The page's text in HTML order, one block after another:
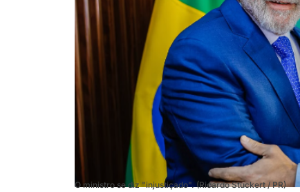
O ministro se diz "injustiçado". (Ricardo Stuckert / PR)